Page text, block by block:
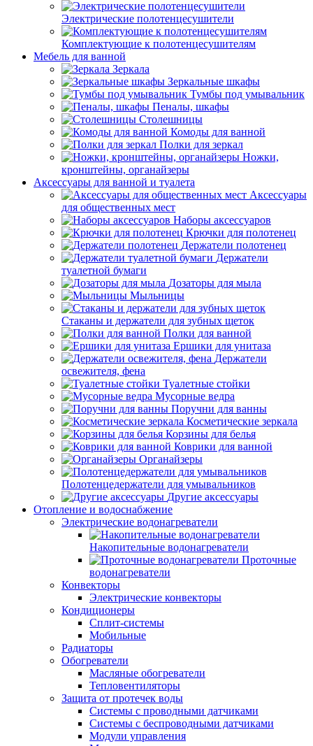
Электрические полотенцесушители
Комплектующие к полотенцесушителям
Мебель для ванной
Зеркала
Зеркальные шкафы
Тумбы под умывальник
Пеналы, шкафы
Столешницы
Комоды для ванной
Полки для зеркал
Ножки,
кронштейны, органайзеры
Аксессуары для ванной и туалета
Аксессуары
для общественных мест
Наборы аксессуаров
Крючки для полотенец
Держатели полотенец
Держатели
туалетной бумаги
Дозаторы для мыла
Мыльницы
Стаканы и держатели для зубных щеток
Полки для ванной
Ершики для унитаза
Держатели
освежителя, фена
Туалетные стойки
Мусорные ведра
Поручни для ванны
Косметические зеркала
Корзины для белья
Коврики для ванной
Органайзеры
Полотенцедержатели для умывальников
Другие аксессуары
Отопление и водоснабжение
Электрические водонагреватели
Накопительные водонагреватели
Проточные
водонагреватели
Конвекторы
Электрические конвекторы
Кондиционеры
Сплит-системы
Мобильные
Радиаторы
Обогреватели
Масляные обогреватели
Тепловентиляторы
Защита от протечек воды
Системы с проводными датчиками
Системы с беспроводными датчиками
Модули управления